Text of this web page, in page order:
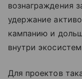
вознаграждения
удержание
кампанию и
внутри
Для проектов